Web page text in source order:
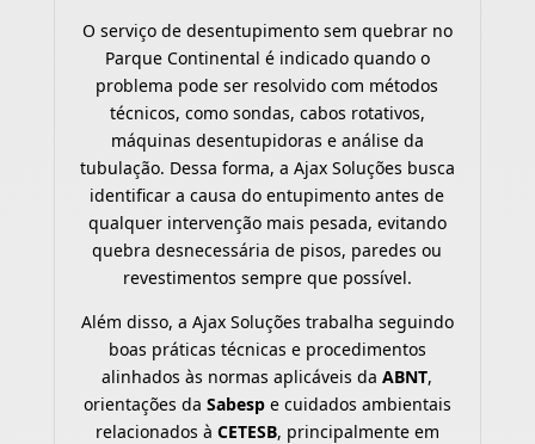
O serviço de desentupimento sem quebrar no
Parque Continental é indicado quando o
problema pode ser resolvido com métodos
técnicos, como sondas, cabos rotativos,
máquinas desentupidoras e análise da
tubulação. Dessa forma, a Ajax Soluções busca
identificar a causa do entupimento antes de
qualquer intervenção mais pesada, evitando
quebra desnecessária de pisos, paredes ou
revestimentos sempre que possível.
Além disso, a Ajax Soluções trabalha seguindo
boas práticas técnicas e procedimentos
alinhados às normas aplicáveis daABNT,
orientações da Sabespe cuidados ambientais
relacionados à CETESB, principalmente em